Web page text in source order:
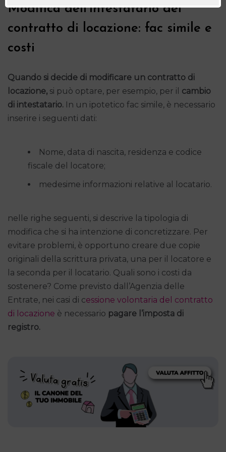
Modifica dell’intestatario del
contratto di locazione: fac simile e
costi
Quando si decide di modificare un contratto di
locazione, si può optare, per esempio, per il cambio
di intestatario. In un ipotetico fac simile, è necessario
inserire i seguenti dati:
Nome, data di nascita, residenza e codice
fiscale del locatore;
medesime informazioni relative al locatario.
nelle righe seguenti, si descrive la tipologia di
modifica che si ha intenzione di concretizzare. Per
evitare problemi, è opportuno creare due copie
originali della scrittura privata, una per il locatore e
la seconda per il locatario. Quali sono i costi da
sostenere? Come previsto dall’Agenzia delle
Entrate, nei casi di cessione volontaria del contratto
di locazione è necessario pagare l’imposta di
registro.